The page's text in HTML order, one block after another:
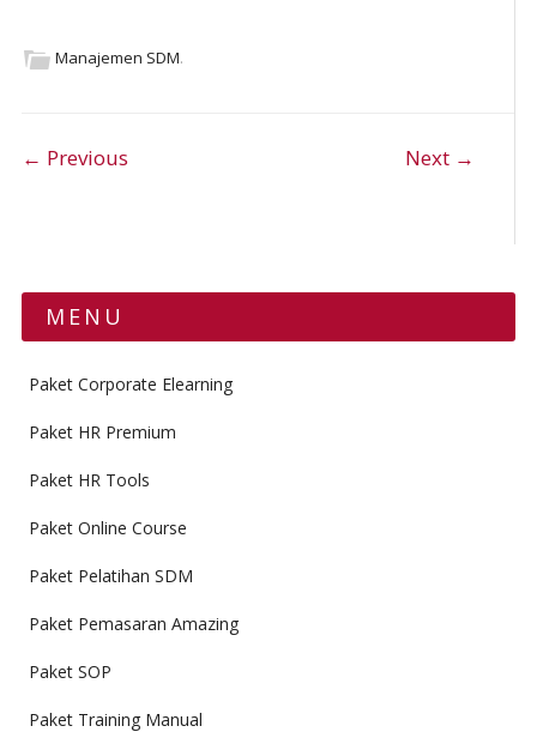
Manajemen SDM.
Post navigation
← Previous Next →
MENU
Paket Corporate Elearning
Paket HR Premium
Paket HR Tools
Paket Online Course
Paket Pelatihan SDM
Paket Pemasaran Amazing
Paket SOP
Paket Training Manual